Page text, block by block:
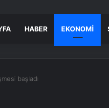
HABER EKONOMI
başladı